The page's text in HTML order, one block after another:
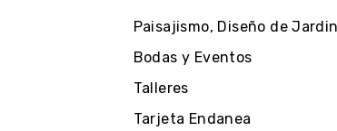
Paisajismo, Diseño de
Bodas y Eventos
Talleres
Tarjeta Endanea